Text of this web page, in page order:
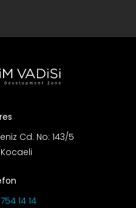
Cd. No: 143/5
14 14